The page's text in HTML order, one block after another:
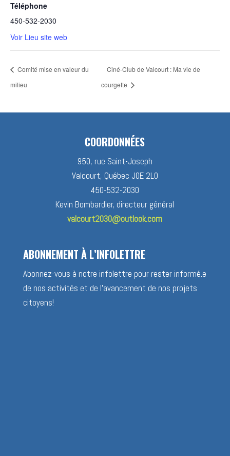
Téléphone
450-532-2030
Voir Lieu site web
Comité mise en valeur du
milieu
Ciné-Club de Valcourt : Ma vie de
courgette
COORDONNÉES
950, rue Saint-Joseph
Valcourt, Québec J0E 2L0
450-532-2030
Kevin Bombardier, directeur général
valcourt2030@outlook.com
ABONNEMENT À L’INFOLETTRE
Abonnez-vous à notre infolettre pour rester informé.e
de nos activités et de l’avancement de nos projets
citoyens!